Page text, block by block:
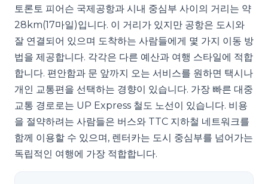
토론토 피어슨 국제공항과 시내 중심부 사이의 거리는 약
28km(17마일)입니다. 이 거리가 있지만 공항은 도시와
잘 연결되어 있으며 도착하는 사람들에게 몇 가지 이동 방
법을 제공합니다. 각각은 다른 예산과 여행 스타일에 적합
합니다. 편안함과 문 앞까지 오는 서비스를 원하면 택시나
개인 교통편을 선택하는 경향이 있습니다. 가장 빠른 대중
교통 경로로는 UP Express 철도 노선이 있습니다. 비용
을 절약하려는 사람들은 버스와 TTC 지하철 네트워크를
함께 이용할 수 있으며, 렌터카는 도시 중심부를 넘어가는
독립적인 여행에 가장 적합합니다.